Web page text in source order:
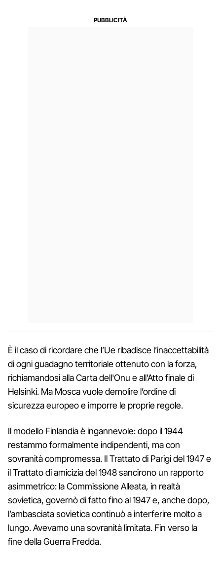
È il caso di ricordare che l’Ue ribadisce l’inaccettabilità
di ogni guadagno territoriale ottenuto con la forza,
richiamandosi alla Carta dell'Onu e all’Atto finale di
Helsinki. Ma Mosca vuole demolire l’ordine di
sicurezza europeo e imporre le proprie regole.
Il modello Finlandia è ingannevole: dopo il 1944
restammo formalmente indipendenti, ma con
sovranità compromessa. Il Trattato di Parigi del 1947 e
il Trattato di amicizia del 1948 sancirono un rapporto
asimmetrico: la Commissione Alleata, in realtà
sovietica, governò di fatto fino al 1947 e, anche dopo,
l’ambasciata sovietica continuò a interferire molto a
lungo. Avevamo una sovranità limitata. Fin verso la
fine della Guerra Fredda.